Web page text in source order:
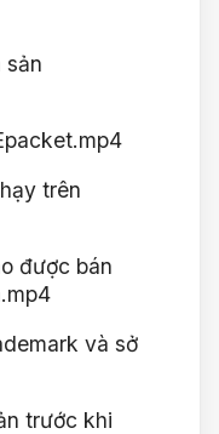
sản
trên
được bán
và sở
trước khi